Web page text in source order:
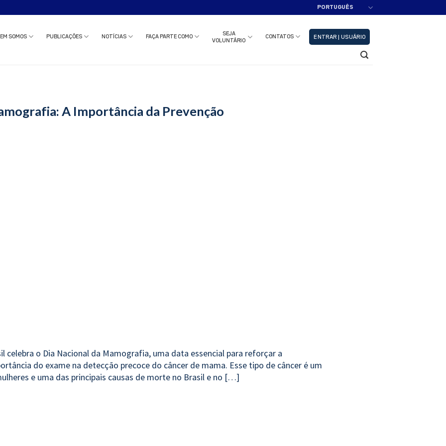
PORTUGUÊS
SOMOS PUBLICAÇÕES NOTÍCIAS FAÇA PARTE COMO
SEJA
VOLUNTÁRIO
CONTATOS ENTRAR | USUÁRIO
A Importância da Prevenção
celebra o Dia Nacional da Mamografia, uma data essencial para reforçar a
do exame na detecção precoce do câncer de mama. Esse tipo de câncer é um
e uma das principais causas de morte no Brasil e no […]
estudo clínico ou solicitar uma reunião com nossa equipe?Clique aquie cadastre-se!! Fechar